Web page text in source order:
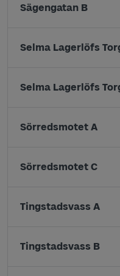
Sägengatan B
Selma Lagerlöfs
Selma Lagerlöfs
Sörredsmotet A
Sörredsmotet C
Tingstadsvass A
Tingstadsvass B